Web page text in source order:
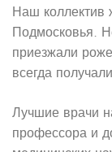
Наш коллектив
Подмосковья.
приезжали
всегда
Лучшие врачи
профессора и